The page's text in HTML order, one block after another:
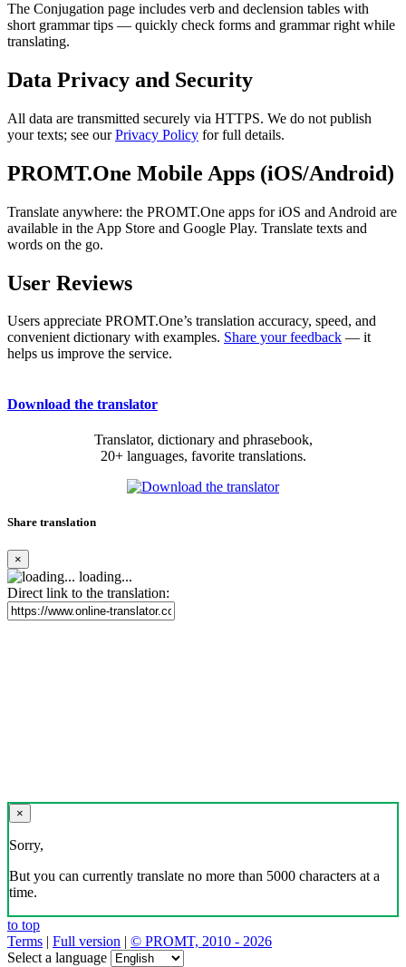
The Conjugation page includes verb and declension tables with
short grammar tips — quickly check forms and grammar right while
translating.
Data Privacy and Security
All data are transmitted securely via HTTPS. We do not publish
your texts; see ourPrivacy Policy for full details.
PROMT.One Mobile Apps (iOS/Android)
Translate anywhere: the PROMT.One apps for iOS and Android are
available in the App Store and Google Play. Translate texts and
words on the go.
User Reviews
Users appreciate PROMT.One’s translation accuracy, speed, and
convenient dictionary with examples. Share your feedback — it
helps us improve the service.
Download the translator
Translator, dictionary and phrasebook,
20+ languages, favorite translations.
Share translation
×
loading...
Direct link to the translation:
×
Sorry,
But you can currently translate no more than 5000 characters at a
time.
to top
Terms | Full version | © PROMT, 2010 - 2026
Select a language